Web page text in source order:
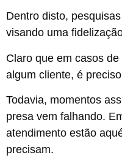
Dentro disto,
visando uma
Claro que em casos
algum cliente, é
Todavia, momentos
presa vem falhando.
atendimento estão
precisam.